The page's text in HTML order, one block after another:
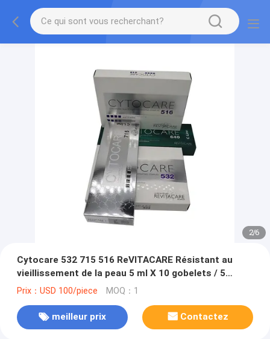
2/6
Cytocare 532 715 516 ReVITACARE Résistant au
vieillissement de la peau 5 ml X 10 gobelets / 5
gobelets 4 ml X 5 gobelets
Prix：USD 100/piece MOQ：1
meilleur prix Contactez